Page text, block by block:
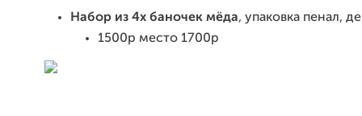
Набор из 4х баночек мёда, упаковка пенал,
1500р место 1700р